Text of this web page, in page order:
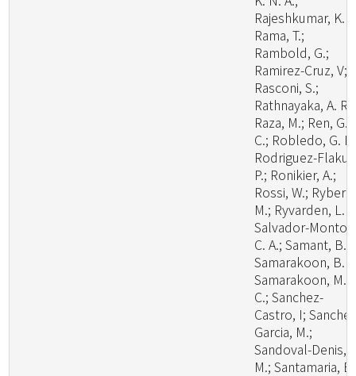
Rajeshkumar, K.
Rama, T.;
Rambold, G.;
Ramirez-Cruz, V;
Rasconi, S.;
Rathnayaka, A. R.;
Raza, M.; Ren, G.
C.; Robledo, G.
Rodriguez-
P.; Ronikier, A.;
Rossi, W.; Ryberg,
M.; Ryvarden, L.
Salvador-
C. A.; Samant, B.;
Samarakoon, B.
Samarakoon, M.
C.; Sanchez-
Castro, I;
Garcia, M.;
Sandoval-Denis,
M.; Santamaria,